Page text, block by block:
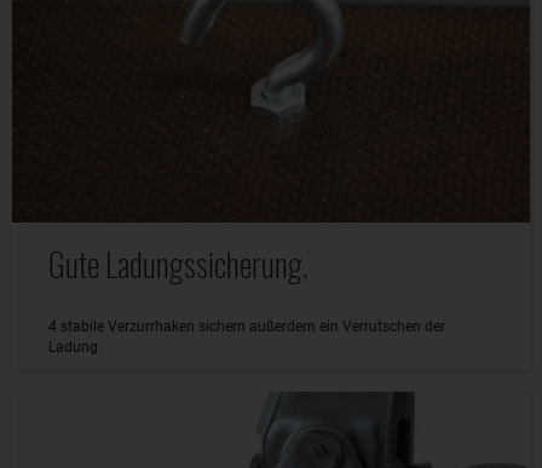
Gute Ladungssicherung.
4 stabile Verzurrhaken sichern außerdem ein Verrutschen der
Ladung.